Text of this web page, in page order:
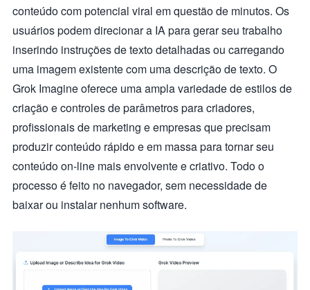
conteúdo com potencial viral em questão de minutos. Os
usuários podem direcionar a IA para gerar seu trabalho
inserindo instruções de texto detalhadas ou carregando
uma imagem existente com uma descrição de texto. O
Grok Imagine oferece uma ampla variedade de estilos de
criação e controles de parâmetros para criadores,
profissionais de marketing e empresas que precisam
produzir conteúdo rápido e em massa para tornar seu
conteúdo on-line mais envolvente e criativo. Todo o
processo é feito no navegador, sem necessidade de
baixar ou instalar nenhum software.